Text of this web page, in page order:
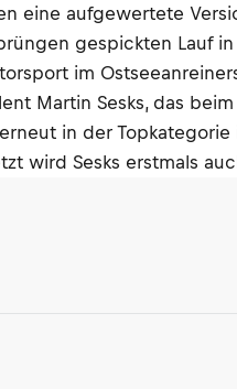
eine aufgewertete
gespickten Lauf
im
Martin Sesks, das
in der
wird Sesks erstmals